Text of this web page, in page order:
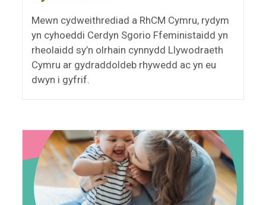
Mewn cydweithrediad a RhCM Cymru, rydym
yn cyhoeddi Cerdyn Sgorio Ffeministaidd yn
rheolaidd sy’n olrhain cynnydd Llywodraeth
Cymru ar gydraddoldeb rhywedd ac yn eu
dwyn i gyfrif.